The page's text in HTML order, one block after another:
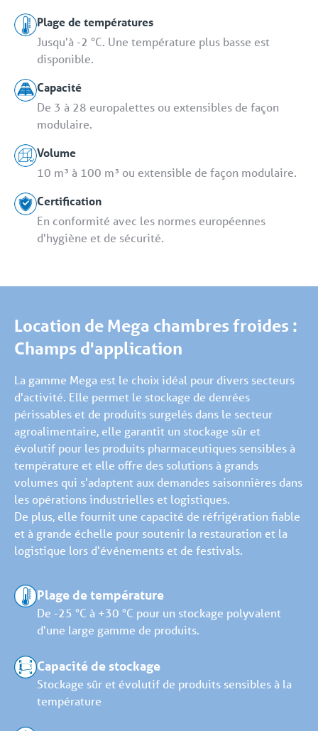
Plage de températures
Jusqu'à -2 °C. Une température plus basse est
disponible.
Capacité
De 3 à 28 europalettes ou extensibles de façon
modulaire.
Volume
10 m³ à 100 m³ ou extensible de façon modulaire.
Certification
En conformité avec les normes européennes
d'hygiène et de sécurité.
Location de Mega chambres froides :
Champs d'application
La gamme Mega est le choix idéal pour divers secteurs
d'activité. Elle permet le stockage de denrées
périssables et de produits surgelés dans le secteur
agroalimentaire, elle garantit un stockage sûr et
évolutif pour les produits pharmaceutiques sensibles à
température et elle offre des solutions à grands
volumes qui s'adaptent aux demandes saisonnières dans
les opérations industrielles et logistiques.
De plus, elle fournit une capacité de réfrigération fiable
et à grande échelle pour soutenir la restauration et la
logistique lors d'événements et de festivals.
Plage de température
De -25 °C à +30 °C pour un stockage polyvalent
d'une large gamme de produits.
Capacité de stockage
Stockage sûr et évolutif de produits sensibles à la
température